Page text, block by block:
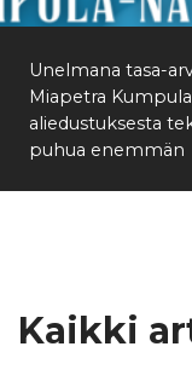
Unelmana tasa-
Miapetra
aliedustuksesta
puhua enemmän
Kaikki